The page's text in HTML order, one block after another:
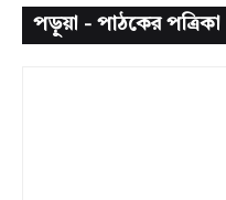
পড়ুয়া - পাঠকের পত্রিকা